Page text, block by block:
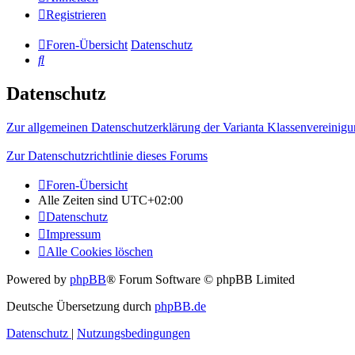
Registrieren
Foren-Übersicht Datenschutz
Suche
Datenschutz
Zur allgemeinen Datenschutzerklärung der Varianta
Zur Datenschutzrichtlinie dieses Forums
Foren-Übersicht
Alle Zeiten sind UTC+02:00
Datenschutz
Impressum
Alle Cookies löschen
Powered by phpBB® Forum Software © phpBB Limited
Deutsche Übersetzung durch phpBB.de
Datenschutz | Nutzungsbedingungen